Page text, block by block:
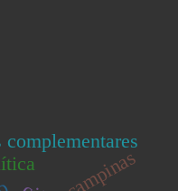
complementares
campinas